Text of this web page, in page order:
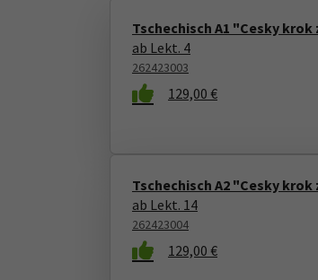
Tschechisch A1 "Cesky
ab Lekt. 4
262423003
129,00 €
Tschechisch A2 "Cesky
ab Lekt. 14
262423004
129,00 €